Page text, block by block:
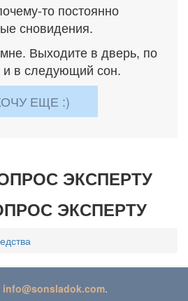
то постоянно
сновидения.
Выходите в дверь, по
и в следующий сон.
ЕЩЕ :)
ЭКСПЕРТУ
info@sonsladok.com.